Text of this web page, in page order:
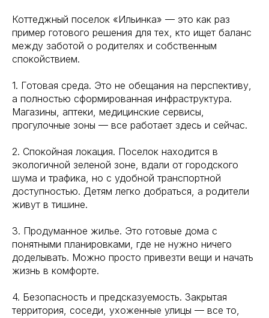
Коттеджный поселок «Ильинка» — это как раз
пример готового решения для тех, кто ищет баланс
между заботой о родителях и собственным
спокойствием.
1. Готовая среда. Это не обещания на перспективу,
а полностью сформированная инфраструктура.
Магазины, аптеки, медицинские сервисы,
прогулочные зоны — все работает здесь и сейчас.
2. Спокойная локация. Поселок находится в
экологичной зеленой зоне, вдали от городского
шума и трафика, но с удобной транспортной
доступностью. Детям легко добраться, а родители
живут в тишине.
3. Продуманное жилье. Это готовые дома с
понятными планировками, где не нужно ничего
доделывать. Можно просто привезти вещи и начать
жизнь в комфорте.
4. Безопасность и предсказуемость. Закрытая
территория, соседи, ухоженные улицы — все то,